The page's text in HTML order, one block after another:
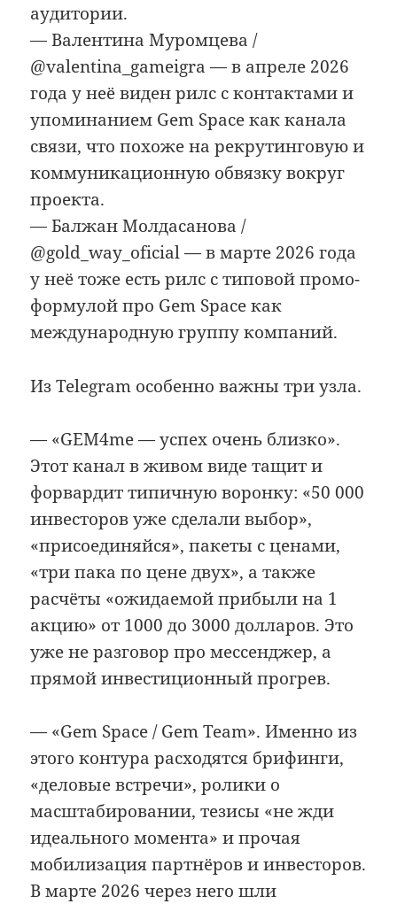
аудитории.
— Валентина Муромцева /
@valentina_gameigra — в апреле 2026
года у неё виден рилс с контактами и
упоминанием Gem Space как канала
связи, что похоже на рекрутинговую и
коммуникационную обвязку вокруг
проекта.
— Балжан Молдасанова /
@gold_way_oficial — в марте 2026 года
у неё тоже есть рилс с типовой промо-
формулой про Gem Space как
международную группу компаний.
Из Telegram особенно важны три узла.
— «GEM4me — успех очень близко».
Этот канал в живом виде тащит и
форвардит типичную воронку: «50 000
инвесторов уже сделали выбор»,
«присоединяйся», пакеты с ценами,
«три пака по цене двух», а также
расчёты «ожидаемой прибыли на 1
акцию» от 1000 до 3000 долларов. Это
уже не разговор про мессенджер, а
прямой инвестиционный прогрев.
— «Gem Space / Gem Team». Именно из
этого контура расходятся брифинги,
«деловые встречи», ролики о
масштабировании, тезисы «не жди
идеального момента» и прочая
мобилизация партнёров и инвесторов.
В марте 2026 через него шли